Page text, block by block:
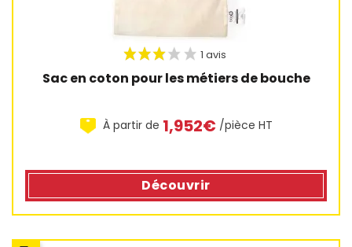
1 avis
Sac en coton pour les métiers de bouche
À partir de 1,952€ /pièce HT
Découvrir